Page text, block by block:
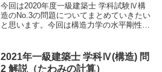
今回は2020年度一級建築士 学科試験Ⅳ構
造のNo.3の問題についてまとめていきたい
と思います。今回は構造力学の水平剛性の
の記事では初学者でも理解できるようにわ
かり...
2021年一級建築士 学科Ⅳ(構造) 問
2 解説（たわみの計算）